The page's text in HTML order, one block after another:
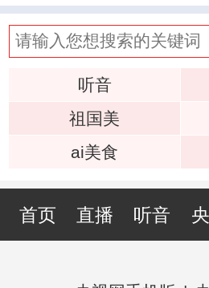
听音
祖国美
ai美食
首页 直播 听音